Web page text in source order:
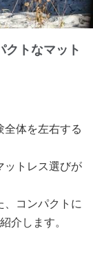
クトなマット
体を左右する
ットレス選びが
、コンパクトに
介します。